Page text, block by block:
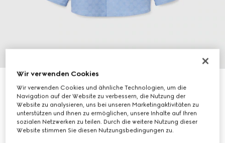
Baby-Hemd aus Oxford-Baumwolle mit GG
€ 390
Wir verwenden Cookies
Wir verwenden Cookies und ähnliche Technologien, um die
Navigation auf der Website zu verbessern, die Nutzung der
Website zu analysieren, uns bei unseren Marketingaktivitäten zu
unterstützen und Ihnen zu ermöglichen, unsere Inhalte auf Ihren
sozialen Netzwerken zu teilen. Durch die weitere Nutzung dieser
Website stimmen Sie diesen Nutzungsbedingungen zu.